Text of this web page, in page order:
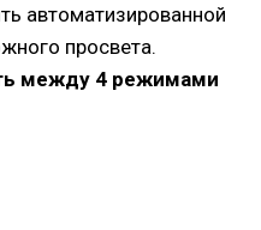
автоматизированной
просвета.
между 4 режимами